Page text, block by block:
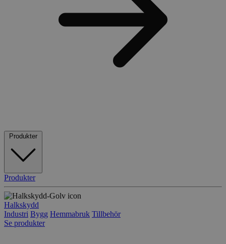
Produkter
Produkter
Halkskydd
Industri Bygg Hemmabruk Tillbehör
Se produkter